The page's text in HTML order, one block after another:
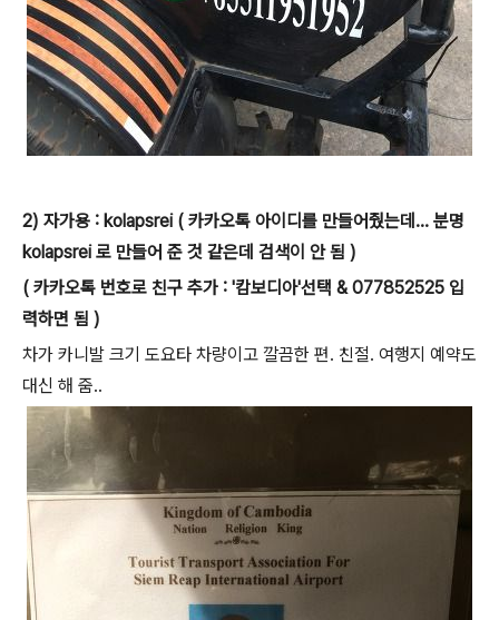
2) 자가용 : kolapsrei ( 카카오톡 아이디를 만들어줬는데... 분명
kolapsrei 로 만들어 준 것 같은데 검색이 안 됨 )
( 카카오톡 번호로 친구 추가 : '캄보디아'선택 & 077852525 입
력하면 됨 )
차가 카니발 크기 도요타 차량이고 깔끔한 편. 친절. 여행지 예약도
대신 해 줌..